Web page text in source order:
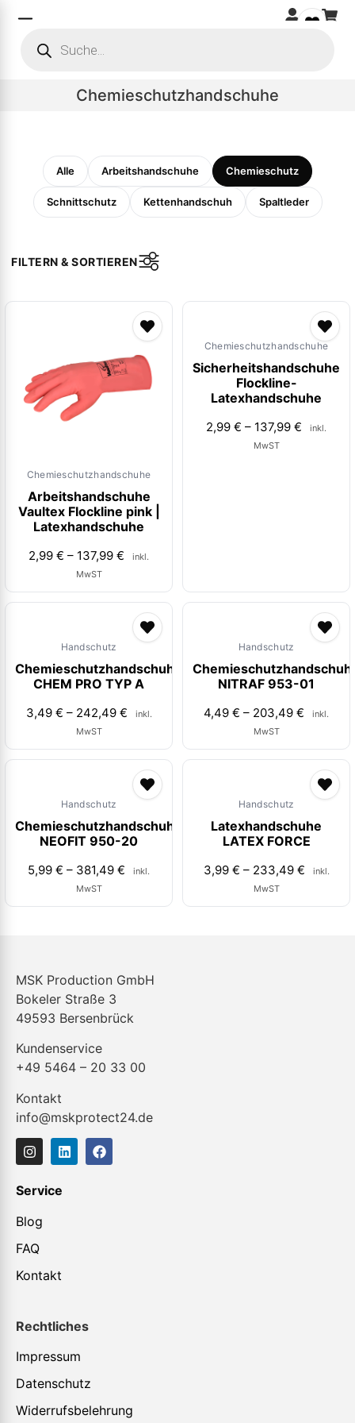
Chemieschutzhandschuhe
Alle Arbeitshandschuhe Chemieschutz
Schnittschutz Kettenhandschuh Spaltleder
FILTERN & SORTIEREN
Chemieschutzhandschuhe
Arbeitshandschuhe
Vaultex Flockline pink |
Latexhandschuhe
2,99 € – 137,99 €
inkl.
MwST
Chemieschutzhandschuhe
Sicherheitshandschuhe
Flockline-
Latexhandschuhe
2,99 € – 137,99 €
inkl.
MwST
Handschutz
Chemieschutzhandschuhe
CHEM PRO TYP A
3,49 € – 242,49 €
inkl.
MwST
Handschutz
NITRAF 953-01
4,49 € – 203,49 €
inkl.
MwST
Handschutz
Chemieschutzhandschuhe
NEOFIT 950-20
5,99 € – 381,49 €
inkl.
MwST
Handschutz
Latexhandschuhe
LATEX FORCE
3,99 € – 233,49 €
inkl.
MwST
MSK Production GmbH
Bokeler Straße 3
49593 Bersenbrück
Kundenservice
+49 5464 – 20 33 00
Kontakt
info@mskprotect24.de
Service
Blog
FAQ
Kontakt
Rechtliches
Impressum
Datenschutz
Widerrufsbelehrung